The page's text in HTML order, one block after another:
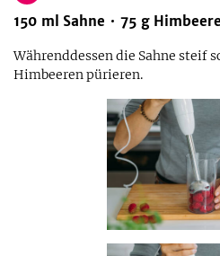
150 ml Sahne 75 g
Währenddessen die Sahne steif
Himbeeren pürieren.